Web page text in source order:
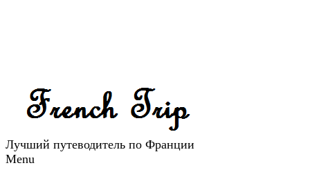
Лучший путеводитель по Франции
Menu